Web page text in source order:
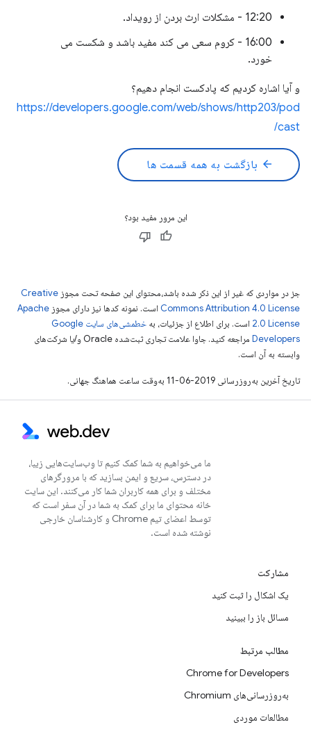
12:20 - مشکلات ارث بردن از رویداد.
16:00 - کروم سعی می کند مفید باشد و شکست می
خورد.
و آیا اشاره کردیم که پادکست انجام دهیم؟
https://developers.google.com/web/shows/http203/pod
cast/
arrow_back بازگشت به همه قسمت ها
این مرور مفید بود؟
جز در مواردی که غیر از این ذکر شده باشد،‌محتوای این صفحه تحت مجوز Creative
Commons Attribution 4.0 License است. نمونه کدها نیز دارای مجوز Apache
2.0 License است. برای اطلاع از جزئیات، به
خطمشی‌های سایت Google
Developers‏
مراجعه کنید. جاوا علامت تجاری ثبت‌شده Oracle و/یا شرکت‌های
وابسته به آن است.
تاریخ آخرین به‌روزرسانی 2019-06-11 به‌وقت ساعت هماهنگ جهانی.
ما می‌خواهیم به شما کمک کنیم تا وب‌سایت‌هایی زیبا،
در دسترس، سریع و ایمن بسازید که با مرورگرهای
مختلف و برای همه کاربران شما کار می‌کنند. این سایت
خانه محتوای ما برای کمک به شما در آن سفر است که
توسط اعضای تیم Chrome و کارشناسان خارجی
نوشته شده است.
مشارکت
یک اشکال را ثبت کنید
مسائل باز را ببینید
مطالب مرتبط
Chrome for Developers
به‌روزرسانی‌های Chromium
مطالعات موردی